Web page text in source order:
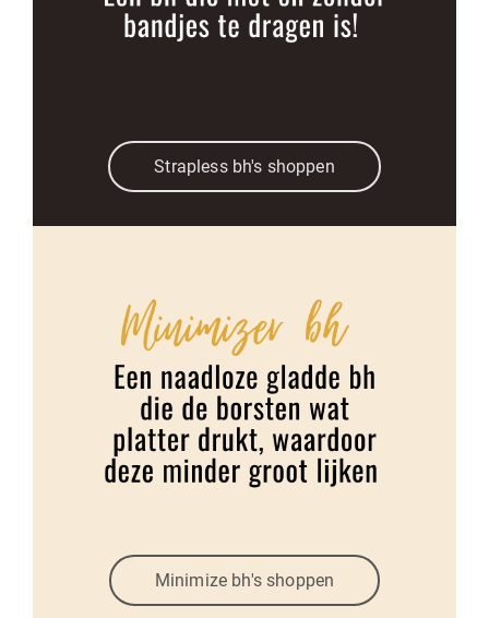
Strapless bh's shoppen
Minimize bh's shoppen